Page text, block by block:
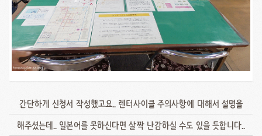
간단하게 신청서 작성했고요.. 렌터사이클 주의사항에 대해서 설명을
해주셨는데.. 일본어를 못하신다면 살짝 난감하실 수도 있을 듯합니다..